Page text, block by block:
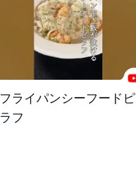
フライパンシーフードピ
ラフ